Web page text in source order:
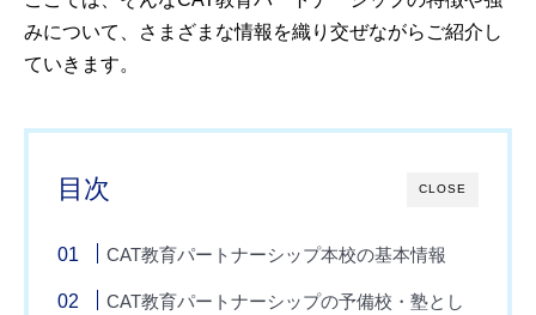
みについて、さまざまな情報を織り交ぜながらご紹介し
ていきます。
CLOSE
目次
CAT教育パートナーシップ本校の基本情報
CAT教育パートナーシップの予備校・塾とし